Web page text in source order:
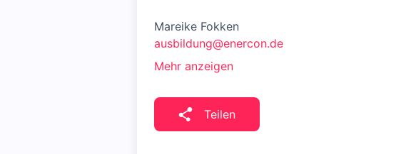
Mareike Fokken
ausbildung@enercon.de
Mehr anzeigen
Teilen